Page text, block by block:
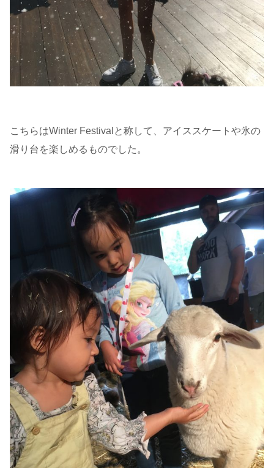
こちらはWinter Festivalと称して、アイススケートや氷の
滑り台を楽しめるものでした。